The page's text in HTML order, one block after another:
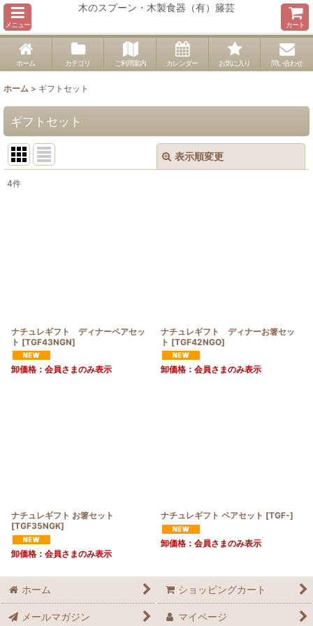
メニュー
木のスプーン・木製食器（有）籐芸
カート
ホーム カテゴリ ご利用案内 カレンダー お気に入り 問い合わせ
ホーム > ギフトセット
ギフトセット
表示順変更
4件
ナチュレギフト ディナーペアセッ
ト [TGF43NGN]
卸価格：会員さまのみ表示
ナチュレギフト ディナーお箸セッ
ト [TGF42NGO]
卸価格：会員さまのみ表示
ナチュレギフト お箸セット
[TGF35NGK]
卸価格：会員さまのみ表示
ナチュレギフト ペアセット [TGF-]
卸価格：会員さまのみ表示
ホーム ショッピングカート
メールマガジン マイページ